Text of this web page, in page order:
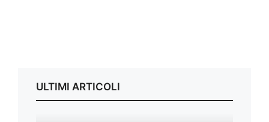
ULTIMI ARTICOLI